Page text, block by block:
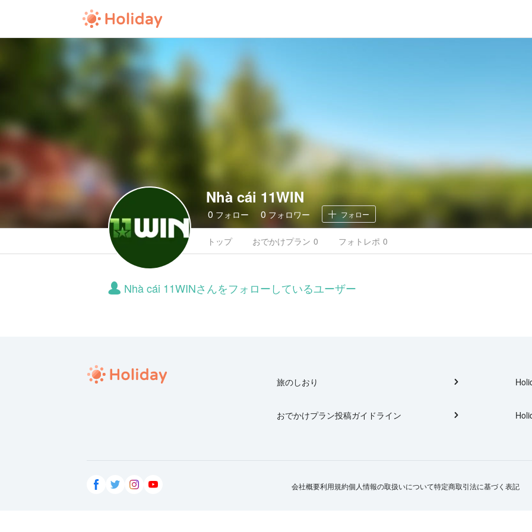
Nhà cái 11WIN
0 フォロー 0 フォロワー フォロー
トップ おでかけプラン 0 フォトレポ 0
Nhà cái 11WINさんをフォローしているユーザー
旅のしおり
おでかけプラン投稿ガイドライン
会社概要利用規約個人情報の取扱いについて特定商取引法に基づく表記